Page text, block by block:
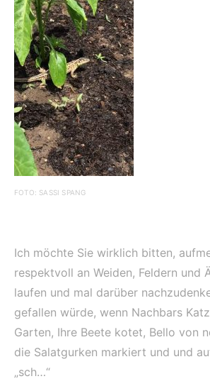
FOTO: SASSI SPANG
Ich möchte Sie wirklich bitten,
respektvoll an Weiden, Feldern und
laufen und mal darüber
gefallen würde, wenn Nachbars
Garten, Ihre Beete kotet, Bello von
die Salatgurken markiert und und
„sch…“